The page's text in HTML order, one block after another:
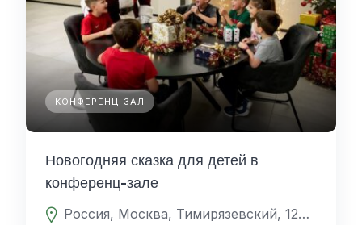
КОНФЕРЕНЦ-ЗАЛ
Новогодняя сказка для детей в
конференц-зале
Россия, Москва, Тимирязевский, 127238, Дмитровское шоссе 81